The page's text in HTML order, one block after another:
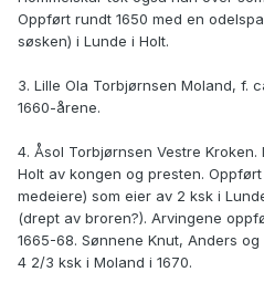
Oppført rundt 1650 med en
søsken) i Lunde i Holt.
3. Lille Ola Torbjørnsen Moland, f.
1660-årene.
4. Åsol Torbjørnsen Vestre Kroken.
Holt av kongen og presten. Oppført
medeiere) som eier av 2 ksk i
(drept av broren?). Arvingene
1665-68. Sønnene Knut, Anders
4 2/3 ksk i Moland i 1670.